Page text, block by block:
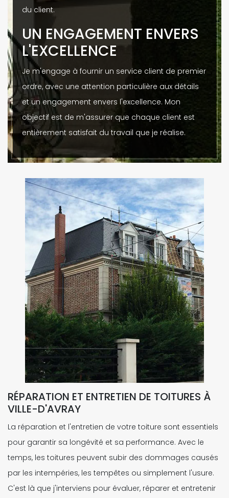
du client.
UN ENGAGEMENT ENVERS
L'EXCELLENCE
Je m'engage à fournir un service client de premier
ordre, avec une attention particulière aux détails
et un engagement envers l'excellence. Mon
objectif est de m'assurer que chaque client est
entièrement satisfait du travail que je réalise.
RÉPARATION ET ENTRETIEN DE TOITURES À
VILLE-D'AVRAY
La réparation et l'entretien de votre toiture sont essentiels
pour garantir sa longévité et sa performance. Avec le
temps, les toitures peuvent subir des dommages causés
par les intempéries, les tempêtes ou simplement l'usure.
C'est là que j'interviens pour évaluer, réparer et entretenir